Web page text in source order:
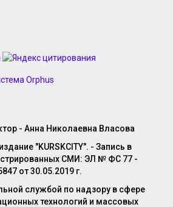
- Анна Николаевна Власова
"KURSKCITY". - Запись в
СМИ: ЭЛ № ФС 77 -
от 30.05.2019 г.
службой по надзору в сфере
технологий и массовых